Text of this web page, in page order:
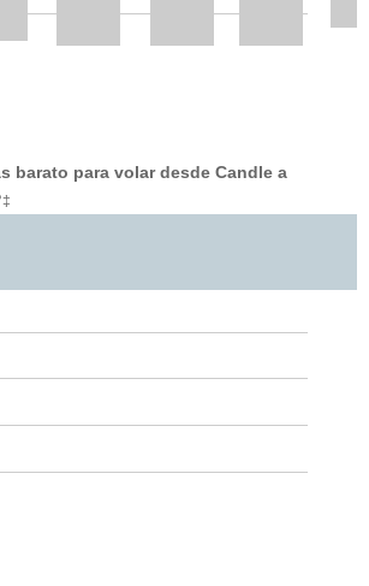
barato para volar desde Candle a
‡